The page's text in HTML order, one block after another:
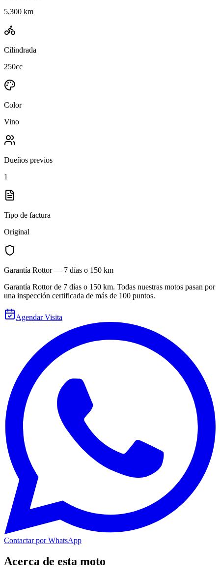
5,300 km
Cilindrada
250cc
Color
Vino
Dueños previos
1
Tipo de factura
Original
Garantía Rottor — 7 días o 150 km
Garantía Rottor de 7 días o 150 km. Todas nuestras motos pasan por
una inspección certificada de más de 100 puntos.
Agendar Visita
Contactar por WhatsApp
Acerca de esta moto